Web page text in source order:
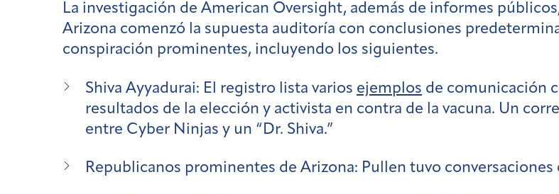
La investigación de American Oversight, además de informes
Arizona comenzó la supuesta auditoría con conclusiones
conspiración prominentes, incluyendo los siguientes.
Shiva Ayyadurai: El registro lista varios ejemplos de comunicación
resultados de la elección y activista en contra de la vacuna. Un
entre Cyber Ninjas y un “Dr. Shiva.”
Republicanos prominentes de Arizona: Pullen tuvo